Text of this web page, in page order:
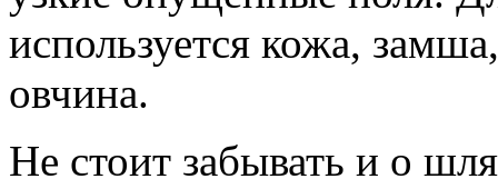
используется кожа,
овчина.
Не стоит забывать и о